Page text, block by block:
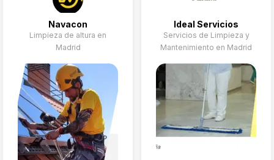
bajantes
Limpieza de
tejados y
canalones
Mantenimiento
para
comunidades
Navacon
Limpieza de altura en
Madrid
Ideal Servicios
Servicios de Limpieza y
Mantenimiento en Madrid